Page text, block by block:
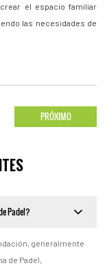
el espacio familiar
las necesidades de
PRÓXIMO
Padel?
generalmente
de Padel,